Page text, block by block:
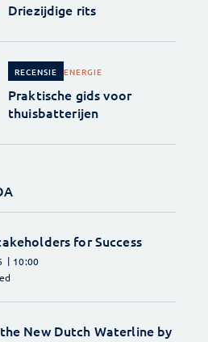
Driezijdige rits
RECENSIE ENERGIE
Praktische gids voor
thuisbatterijen
for Success
10:00
New Dutch Waterline by